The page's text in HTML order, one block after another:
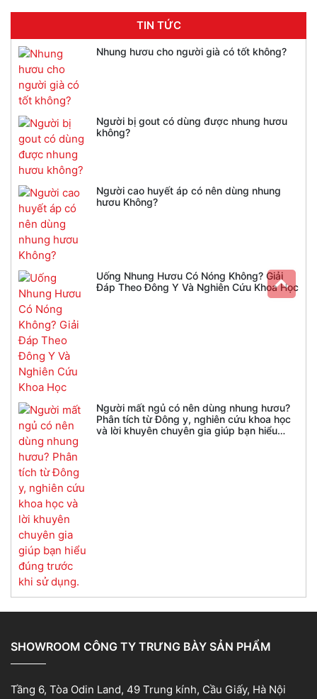
TIN TỨC
Nhung hươu cho người già có tốt không?
Người bị gout có dùng được nhung hươu
không?
Người cao huyết áp có nên dùng nhung
hươu Không?
Uống Nhung Hươu Có Nóng Không? Giải
Đáp Theo Đông Y Và Nghiên Cứu Khoa Học
Người mất ngủ có nên dùng nhung hươu?
Phân tích từ Đông y, nghiên cứu khoa học
và lời khuyên chuyên gia giúp bạn hiểu
SHOWROOM CÔNG TY TRƯNG BÀY SẢN PHẨM
Tầng 6, Tòa Odin Land, 49 Trung kính, Cầu Giấy, Hà Nội